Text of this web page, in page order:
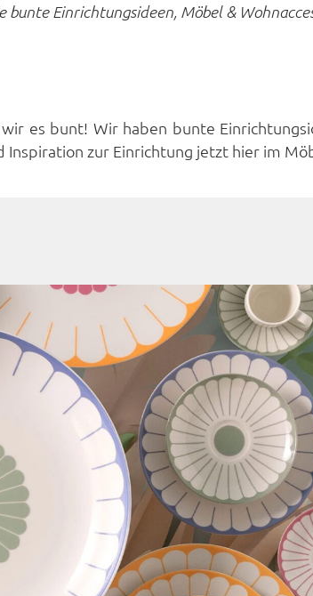
Einrichtungsideen, Möbel &
es bunt! Wir haben bunte
zur Einrichtung jetzt hier im